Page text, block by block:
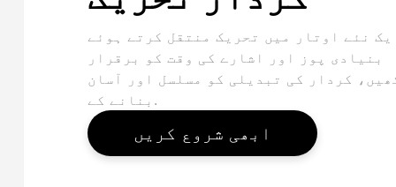
نئے اوتار میں تحریک منتقل کرتے ہوئے
بنیادی پوز اور اشارے کی وقت کو برقرار
کردار کی تبدیلی کو مسلسل اور آسان
بنانے کے.
ابھی شروع کریں